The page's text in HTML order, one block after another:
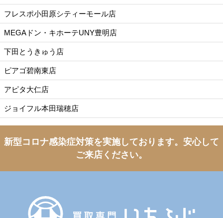
フレスポ小田原シティーモール店
MEGAドン・キホーテUNY豊明店
下田とうきゅう店
ピアゴ碧南東店
アピタ大仁店
ジョイフル本田瑞穂店
新型コロナ感染症対策を実施しております。 安心して
ご来店ください。